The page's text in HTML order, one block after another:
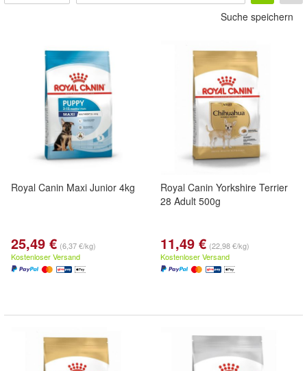
Suche speichern
Royal Canin Maxi Junior 4kg
25,49 € (6,37 €/kg)
Kostenloser Versand
Royal Canin Yorkshire Terrier
28 Adult 500g
11,49 € (22,98 €/kg)
Kostenloser Versand